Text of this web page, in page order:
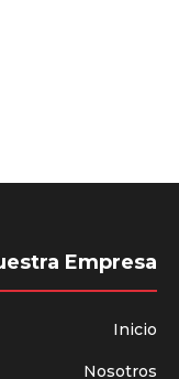
Empresa
Inicio
Nosotros